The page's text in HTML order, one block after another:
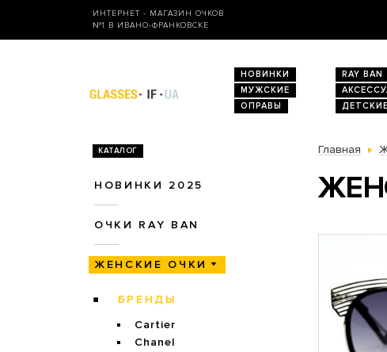
ИНТЕРНЕТ - МАГАЗИН ОЧКОВ
№1 В ИВАНО-ФРАНКОВСКЕ
НОВИНКИ RAY BAN
МУЖСКИЕ
ОПРАВЫ
ДЕТСКИЕ
КАТАЛОГ
НОВИНКИ 2025
ОЧКИ RAY BAN
ЖЕНСКИЕ ОЧКИ
БРЕНДЫ
Cartier
Chanel
Главная